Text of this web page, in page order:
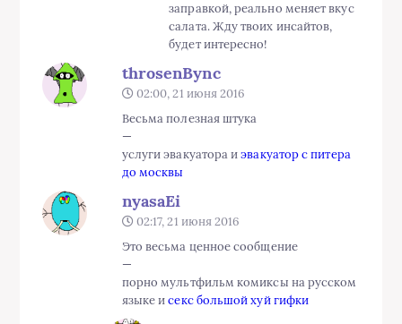
заправкой, реально меняет вкус
салата. Жду твоих инсайтов,
будет интересно!
throsenBync
02:00, 21 июня 2016
Весьма полезная штука
—
услуги эвакуатора иэвакуатор с питера
до москвы
nyasaEi
02:17, 21 июня 2016
Это весьма ценное сообщение
—
порно мультфильм комиксы на русском
языке исекс большой хуй гифки